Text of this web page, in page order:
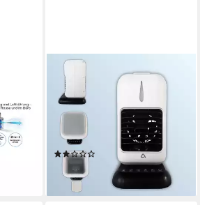
Tischventilator Ambiano
Tischluftkühler mit LED, 3
Stufen, Timer & 450ml Tank
Direktwahltasten Bedienung
24,99 €
lieferbar - in 2-3 Werktagen bei dir